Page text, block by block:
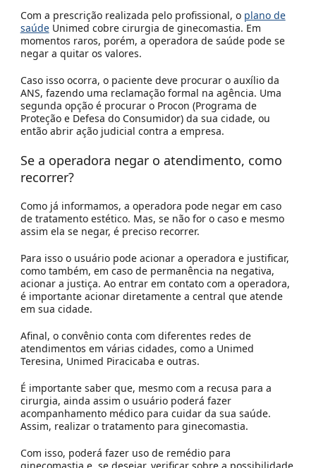
Com a prescrição realizada pelo profissional, o plano de
saúdeUnimed cobre cirurgia de ginecomastia. Em
momentos raros, porém, a operadora de saúde pode se
negar a quitar os valores.
Caso isso ocorra, o paciente deve procurar o auxílio da
ANS, fazendo uma reclamação formal na agência. Uma
segunda opção é procurar o Procon (Programa de
Proteção e Defesa do Consumidor) da sua cidade, ou
então abrir ação judicial contra a empresa.
Se a operadora negar o atendimento, como
recorrer?
Como já informamos, a operadora pode negar em caso
de tratamento estético. Mas, se não for o caso e mesmo
assim ela se negar, é preciso recorrer.
Para isso o usuário pode acionar a operadora e justificar,
como também, em caso de permanência na negativa,
acionar a justiça. Ao entrar em contato com a operadora,
é importante acionar diretamente a central que atende
em sua cidade.
Afinal, o convênio conta com diferentes redes de
atendimentos em várias cidades, como a Unimed
Teresina, Unimed Piracicaba e outras.
É importante saber que, mesmo com a recusa para a
cirurgia, ainda assim o usuário poderá fazer
acompanhamento médico para cuidar da sua saúde.
Assim, realizar o tratamento para ginecomastia.
Com isso, poderá fazer uso de remédio para